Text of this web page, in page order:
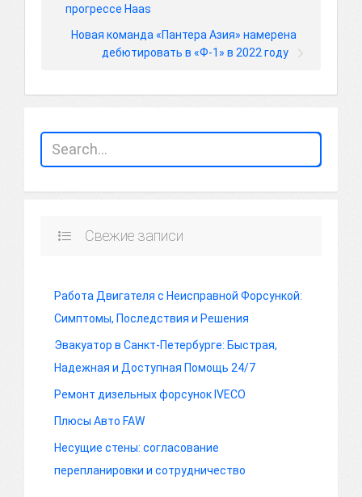
прогрессе Haas
Новая команда «Пантера Азия» намерена
дебютировать в «Ф-1» в 2022 году
Свежие записи
Работа Двигателя с Неисправной Форсункой:
Симптомы, Последствия и Решения
Эвакуатор в Санкт-Петербурге: Быстрая,
Надежная и Доступная Помощь 24/7
Ремонт дизельных форсунок IVECO
Плюсы Авто FAW
Несущие стены: согласование
перепланировки и сотрудничество